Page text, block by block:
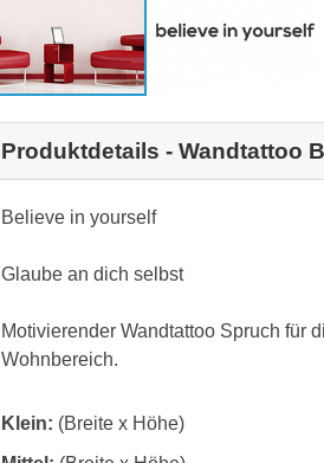
Produktdetails - Wandtattoo
Believe in yourself
Glaube an dich selbst
Motivierender Wandtattoo Spruch für
Wohnbereich.
Klein: (Breite x Höhe)